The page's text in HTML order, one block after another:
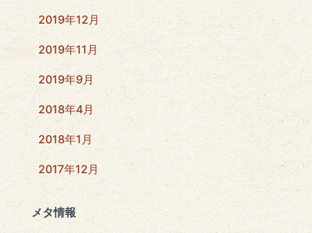
2019年12月
2019年11月
2019年9月
2018年4月
2018年1月
2017年12月
メタ情報